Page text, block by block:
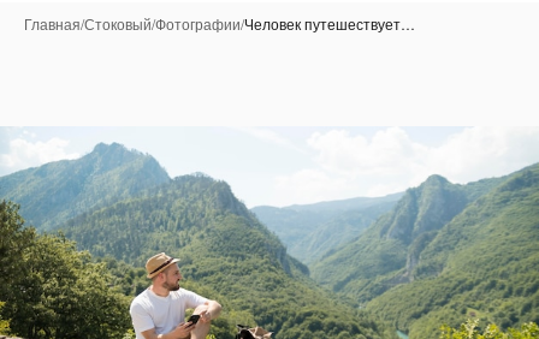
Главная/Стоковый/Фотографии/Человек путешествует…